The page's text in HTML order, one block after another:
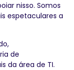
nisso. Somos
espetaculares a
de
da área de TI.